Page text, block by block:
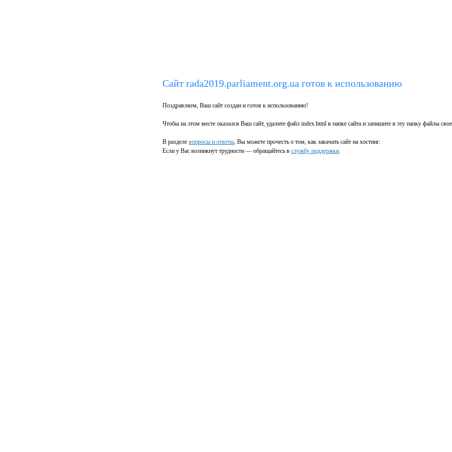
Сайт rada2019.parliament.org.ua готов к использованию
Поздравляем, Ваш сайт создан и готов к использованию!
Чтобы на этом месте оказался Ваш сайт, удалите файл index.html в папке сайта и запишите в эту папку файлы
В разделе вопросы и ответы, Вы можете прочесть о том, как закачать сайт на хостинг.
Если у Вас возникнут трудности — обращайтесь в службу поддержки.